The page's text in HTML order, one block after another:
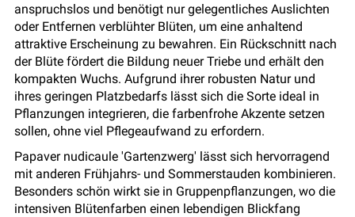
anspruchslos und benötigt nur gelegentliches Auslichten
oder Entfernen verblühter Blüten, um eine anhaltend
attraktive Erscheinung zu bewahren. Ein Rückschnitt nach
der Blüte fördert die Bildung neuer Triebe und erhält den
kompakten Wuchs. Aufgrund ihrer robusten Natur und
ihres geringen Platzbedarfs lässt sich die Sorte ideal in
Pflanzungen integrieren, die farbenfrohe Akzente setzen
sollen, ohne viel Pflegeaufwand zu erfordern.
Papaver nudicaule 'Gartenzwerg' lässt sich hervorragend
mit anderen Frühjahrs- und Sommerstauden kombinieren.
Besonders schön wirkt sie in Gruppenpflanzungen, wo die
intensiven Blütenfarben einen lebendigen Blickfang